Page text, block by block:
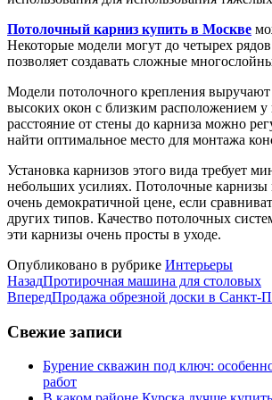
Потолочный карниз купить в Москве
Некоторые модели могут до четырех
позволяет создавать сложные
Модели потолочного крепления выручают
высоких окон с близким расположением у
расстояние от стены до карниза можно
найти оптимальное место для монтажа
Установка карнизов этого вида требует
небольших усилиях. Потолочные карнизы
очень демократичной цене, если
других типов. Качество потолочных
эти карнизы очень просты в уходе.
Опубликовано в рубрике Интерьеры
НазадПротирочная машина для столовых
ВпередПродажа обрезной доски в Санкт-
Свежие записи
Бурение скважин под ключ:
работ